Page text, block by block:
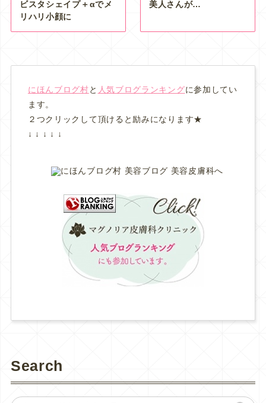
ビスタシェイプ＋αでメ
リハリ小顔に
美人さんが…
にほんブログ村と 人気ブログランキングに参加してい
ます。
２つクリックして頂けると励みになります★
↓ ↓ ↓ ↓ ↓
Search